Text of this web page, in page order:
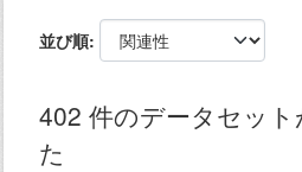
並び順
402 件のデータセッ
た